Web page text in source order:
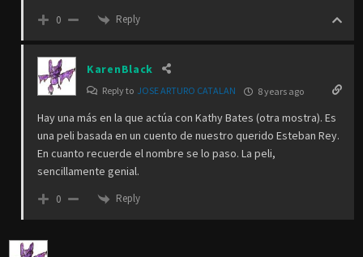
0 Reply
KarenBlack
Reply to JOSE ARTURO CATALAN 8 years ago
Hay una más en la que actúa con Kathy Bates (otra mostra). Es
una peli basada en un cuento de nuestro querido Esteban Rey.
En cuanto recuerde el nombre se lo paso. La peli,
sencillamente genial.
0 Reply